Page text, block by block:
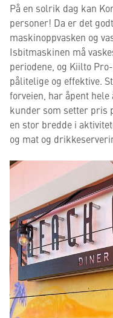
På en solrik dag kan
personer! Da er det
maskinoppvasken og
Isbitmaskinen må
periodene, og Kiilto
pålitelige og effektive.
forveien, har åpent
kunder som setter pris
en stor bredde i
og mat og